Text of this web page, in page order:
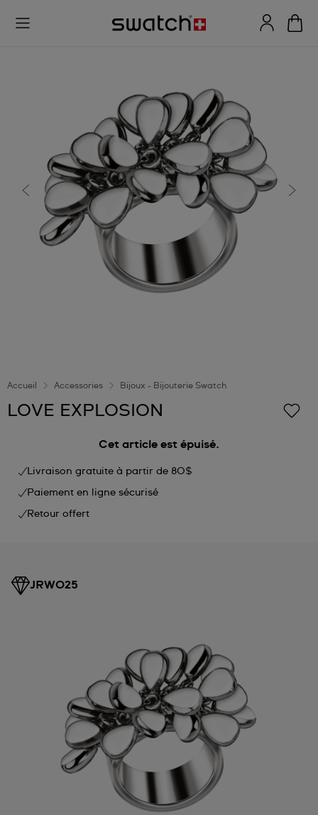
Accueil Accessories Bijoux - Bijouterie Swatch
LOVE EXPLOSION
Cet article est épuisé.
Livraison gratuite à partir de 80$
Paiement en ligne sécurisé
Retour offert
JRW025